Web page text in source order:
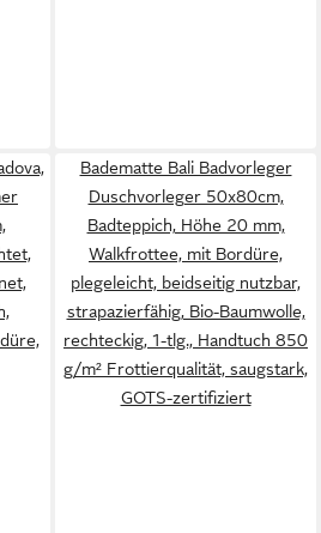
Badematte Bali Badvorleger
Duschvorleger 50x80cm,
Badteppich, Höhe 20 mm,
Walkfrottee, mit Bordüre,
plegeleicht, beidseitig nutzbar,
strapazierfähig, Bio-Baumwolle,
rechteckig, 1-tlg., Handtuch 850
g/m² Frottierqualität, saugstark,
GOTS-zertifiziert